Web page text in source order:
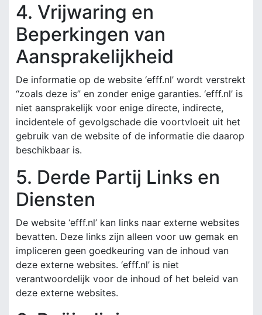
4. Vrijwaring en
Beperkingen van
Aansprakelijkheid
De informatie op de website ‘efff.nl’ wordt verstrekt
“zoals deze is” en zonder enige garanties. ‘efff.nl’ is
niet aansprakelijk voor enige directe, indirecte,
incidentele of gevolgschade die voortvloeit uit het
gebruik van de website of de informatie die daarop
beschikbaar is.
5. Derde Partij Links en
Diensten
De website ‘efff.nl’ kan links naar externe websites
bevatten. Deze links zijn alleen voor uw gemak en
impliceren geen goedkeuring van de inhoud van
deze externe websites. ‘efff.nl’ is niet
verantwoordelijk voor de inhoud of het beleid van
deze externe websites.